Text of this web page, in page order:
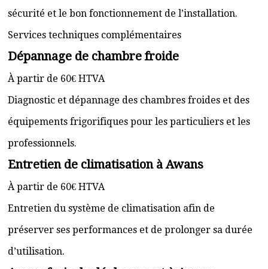
sécurité et le bon fonctionnement de l’installation.
Services techniques complémentaires
Dépannage de chambre froide
À partir de 60€ HTVA
Diagnostic et dépannage des chambres froides et des
équipements frigorifiques pour les particuliers et les
professionnels.
Entretien de climatisation à Awans
À partir de 60€ HTVA
Entretien du système de climatisation afin de
préserver ses performances et de prolonger sa durée
d’utilisation.